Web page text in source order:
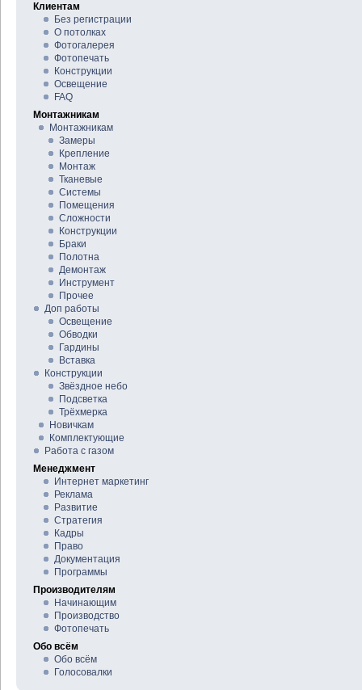
Клиентам
Без регистрации
О потолках
Фотогалерея
Фотопечать
Конструкции
Освещение
FAQ
Монтажникам
Монтажникам
Замеры
Крепление
Монтаж
Тканевые
Системы
Помещения
Сложности
Конструкции
Браки
Полотна
Демонтаж
Инструмент
Прочее
Доп работы
Освещение
Обводки
Гардины
Вставка
Конструкции
Звёздное небо
Подсветка
Трёхмерка
Новичкам
Комплектующие
Работа с газом
Менеджмент
Интернет маркетинг
Реклама
Развитие
Стратегия
Кадры
Право
Документация
Программы
Производителям
Начинающим
Производство
Фотопечать
Обо всём
Обо всём
Голосовалки